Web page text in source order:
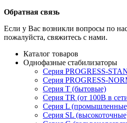
Обратная связь
Если у Вас возникли вопросы по
пожалуйста, свяжитесь с нами.
Каталог товаров
Однофазные стабилизаторы
Серия PROGRESS-
Серия PROGRESS-
Серия T (бытовые)
Серия TR (от 100В в
Серия L
Серия SL